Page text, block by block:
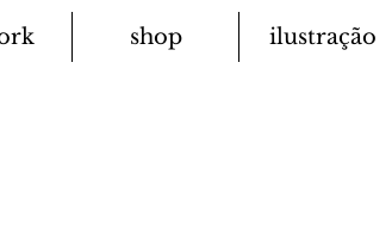
shop ilustração